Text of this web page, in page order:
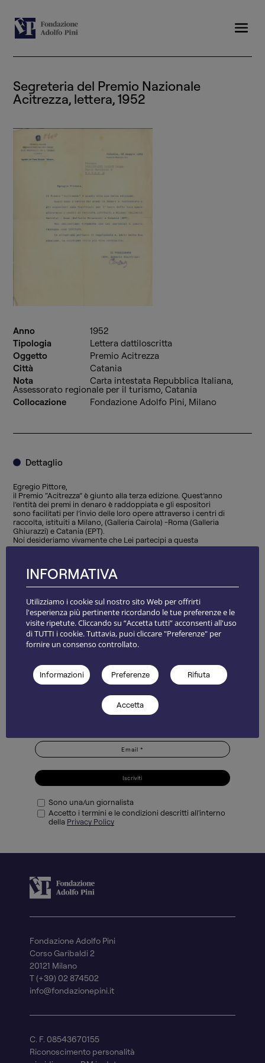
Segreteria del Premio Nazionale
Acitrezza, lettera, 1952
Anno
1952
Tipologia
Lettera dattiloscritta
Oggetto
Premio Acitrezza
Città
Catania
Nota
Carta intestata Repubblica Italiana,
Assessorato regionale per il turismo, Catania
Collocazione
Fondazione Adolfo Pini, Milano
Dettaglio
Egregio Pittore,
il Premio “Acitrezza” è giunto alla terza edizione. Quest’anno
l’entità dei premi in denaro è raddoppiata e gli espositori
sono facilitati per l’invio delle loro opere attraverso i centri di
raccolta, istituiti a Milano, (Galleria Cairola) -Roma (Galleria
Ghiurazzi) e Catania (EPT).
Noi desideriamo vivamente che Lei partecipi a questa
rassegna come INVITATO.
IL PRESIDENTE
Iscriviti
Sono una/un giornalista
Accetto i termini e le condizioni descritti all'interno
della Privacy Policy
Fondazione Adolfo Pini
Corso Garibaldi 2
20121 Milano
T (+39) 02 874502
info@fondazionepini.it
C. F. 08543670155
Riconoscimento personalità
INFORMATIVA
Utilizziamo i cookie sul nostro sito Web per offrirti
l'esperienza più pertinente ricordando le tue preferenze e le
visite ripetute. Cliccando su “Accetta tutti” acconsenti all'uso
di TUTTI i cookie. Tuttavia, puoi cliccare "Preferenze" per
fornire un consenso controllato.
Informazioni Preferenze Rifiuta
Accetta